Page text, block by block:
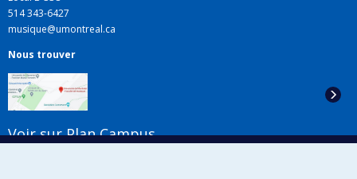
514 343-6427
musique@umontreal.ca
Nous trouver
Voir sur Plan Campus